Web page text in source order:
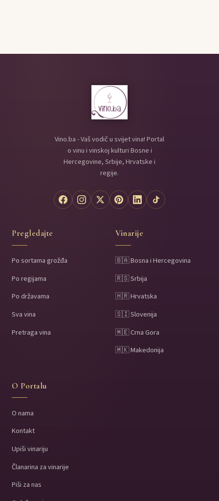
Vino.ba - Vaš vodič u svijet vina! Portal
o vinu i vinskoj kulturi Bosne i
Hercegovine, Srbije, Hrvatske i
regije.
Pregledajte
Po sortama grožđa
Po regijama
Po državama
Sva vina
Pretraga vina
Vinarije
🇧🇦 Bosna i Hercegovina
🇷🇸 Srbija
🇭🇷 Hrvatska
🇸🇮 Slovenija
🇲🇪 Crna Gora
🇲🇰 Makedonija
O Portalu
O nama
Kontakt
Upiši vinariju
Članarina za vinarije
Piši za nas